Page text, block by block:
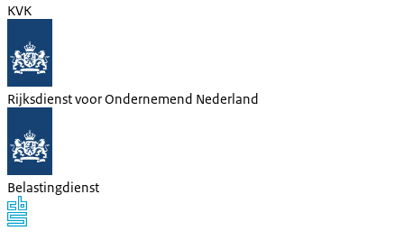
KVK
Rijksdienst voor Ondernemend Nederland
Belastingdienst